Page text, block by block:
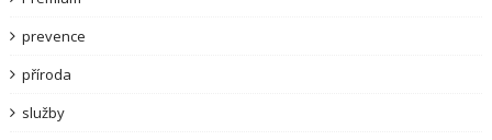
prevence
příroda
služby